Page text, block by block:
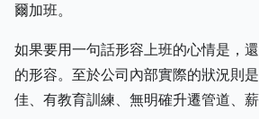
爾加班。
如果要用一句話形容上班的心情是，
的形容。至於公司內部實際的狀況則
佳、有教育訓練、無明確升遷管道、薪